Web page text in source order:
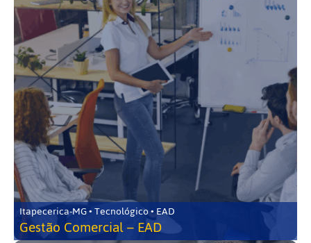
Itapecerica-MG • Tecnológico • EAD
Gestão Comercial – EAD